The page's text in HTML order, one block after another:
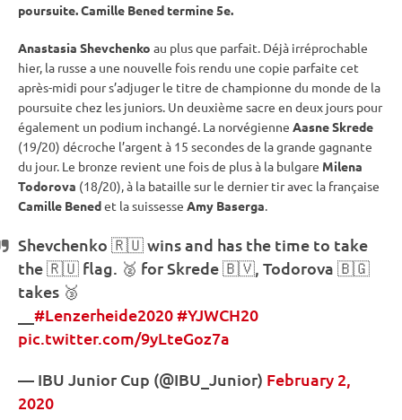
poursuite. Camille Bened termine 5e.
Anastasia Shevchenko au plus que parfait. Déjà irréprochable
hier, la russe a une nouvelle fois rendu une copie parfaite cet
après-midi pour s’adjuger le titre de championne du monde de la
poursuite chez les juniors. Un deuxième sacre en deux jours pour
également un podium inchangé. La norvégienne Aasne Skrede
(19/20) décroche l’argent à 15 secondes de la grande gagnante
du jour. Le bronze revient une fois de plus à la bulgare Milena
Todorova (18/20), à la bataille sur le dernier tir avec la française
Camille Benedet la suissesse Amy Baserga.
Shevchenko 🇷🇺 wins and has the time to take
the 🇷🇺 flag. 🥈 for Skrede 🇧🇻, Todorova 🇧🇬
takes 🥉
#Lenzerheide2020#YJWCH20
pic.twitter.com/9yLteGoz7a
— IBU Junior Cup (@IBU_Junior) February 2,
2020